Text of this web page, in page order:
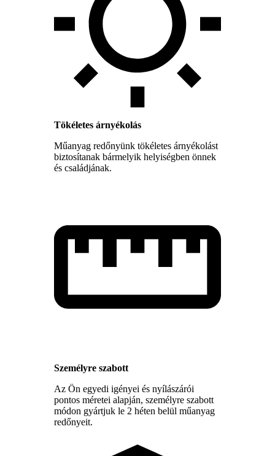
Tökéletes árnyékolás
Műanyag redőnyünk tökéletes árnyékolást
biztosítanak bármelyik helyiségben önnek
és családjának.
Személyre szabott
Az Ön egyedi igényei és nyílászárói
pontos méretei alapján, személyre szabott
módon gyártjuk le 2 héten belül műanyag
redőnyeit.